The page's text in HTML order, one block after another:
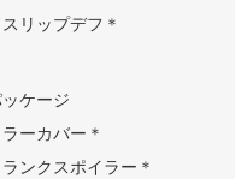
リップデフ＊
ケージ
ーカバー＊
ンクスポイラー＊